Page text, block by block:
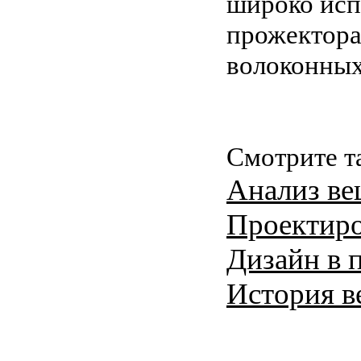
Смотрите
Анализ
Дизайн в
История